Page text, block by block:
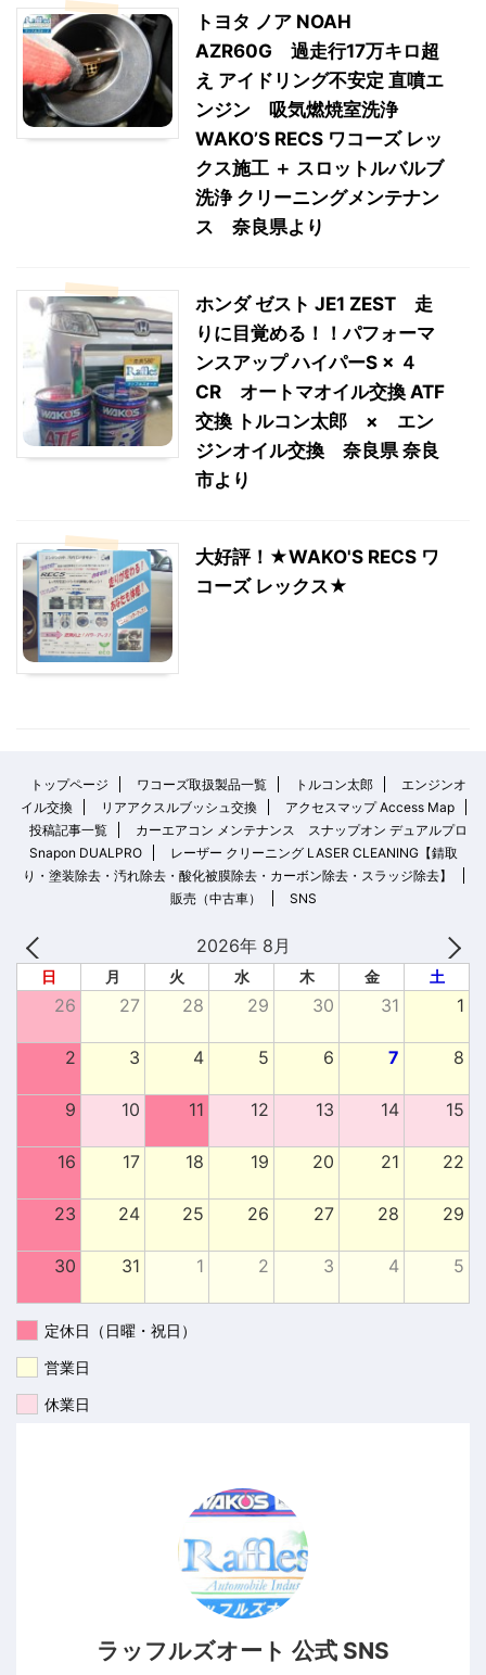
トヨタ ノア NOAH
AZR60G 過走行17万キロ超
え アイドリング不安定 直噴エ
ンジン 吸気燃焼室洗浄
WAKO’S RECS ワコーズ レッ
クス施工 ＋ スロットルバルブ
洗浄 クリーニングメンテナン
ス 奈良県より
ホンダ ゼスト JE1 ZEST 走
りに目覚める！！パフォーマ
ンスアップ ハイパーS × ４
CR オートマオイル交換 ATF
交換 トルコン太郎 × エン
ジンオイル交換 奈良県 奈良
市より
大好評！★WAKO'S RECS ワ
コーズ レックス★
トップページ ワコーズ取扱製品一覧 トルコン太郎
エンジンオ
イル交換
リアアクスルブッシュ交換
アクセスマップ Access Map
投稿記事一覧
カーエアコン メンテナンス スナップオン デュアルプロ
Snapon DUALPRO
レーザー クリーニング LASER CLEANING【錆取
り・塗装除去・汚れ除去・酸化被膜除去・カーボン除去・スラッジ除去】
販売（中古車）
SNS
2026年 8月
日 月 火 水 木 金 土
26 27 28 29 30 31 1
2 3 4 5 6 7 8
9 10 11 12 13 14 15
16 17 18 19 20 21 22
23 24 25 26 27 28 29
30 31 1 2 3 4 5
定休日（日曜・祝日）
営業日
休業日
ラッフルズオート 公式 SNS